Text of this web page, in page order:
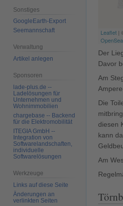
Leaflet |
Der
Davor
Am
Die
diesen
kann
Am
Sonstiges
GoogleEarth-Export
Seemannschaft
Verwaltung
Artikel anlegen
Sponsoren
lade-plus.de --
Ladelösungen für
Unternehmen und
Wohnimmobilien
chargebase -- Backend
für die Elektromobilität
ITEGIA GmbH --
Integration von
Softwarelandschaften,
individuelle
Softwarelösungen
Werkzeuge
Links auf diese Seite
Änderungen an
verlinkten Seiten